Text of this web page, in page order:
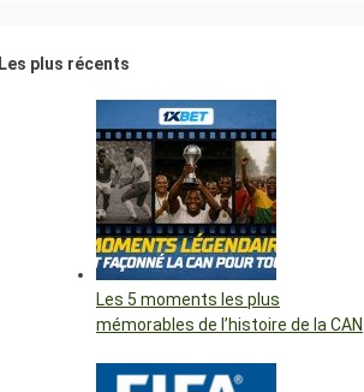
Les plus récents
Les 5 moments les plus
mémorables de l’histoire de la CAN